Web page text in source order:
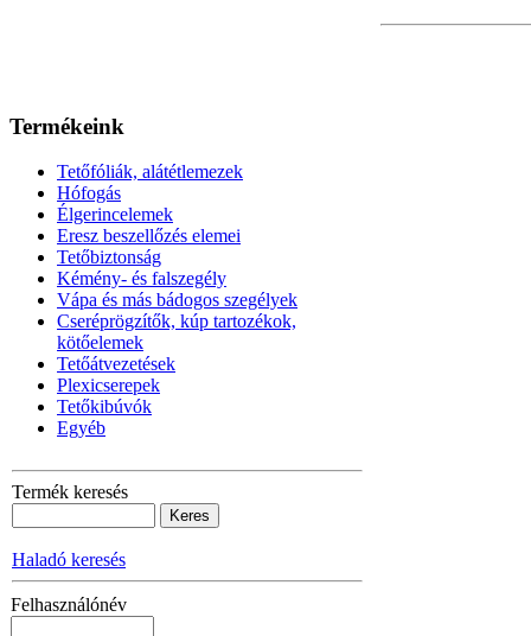
Termékeink
Tetőfóliák, alátétlemezek
Hófogás
Élgerincelemek
Eresz beszellőzés elemei
Tetőbiztonság
Kémény- és falszegély
Vápa és más bádogos szegélyek
Cseréprögzítők, kúp tartozékok,
kötőelemek
Tetőátvezetések
Plexicserepek
Tetőkibúvók
Egyéb
Termék keresés
Haladó keresés
Felhasználónév